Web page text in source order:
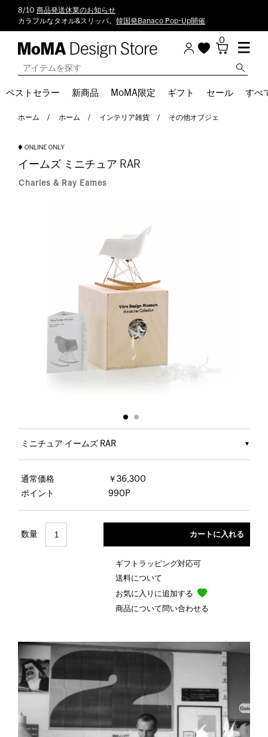
8/10 商品発送休業のお知らせ
カラフルなタオル&スリッパ。 韓国発Banaco Pop-Up開催
0
ベストセラー 新商品 MoMA限定 ギフト セール すべ
ホーム ホーム インテリア雑貨 その他オブジェ
イームズ ミニチュア RAR
Charles & Ray Eames
ミニチュア イームズ RAR
通常価格
￥36,300
ポイント
990P
数量
ギフトラッピング対応可
送料について
お気に入りに追加する
商品について問い合わせる